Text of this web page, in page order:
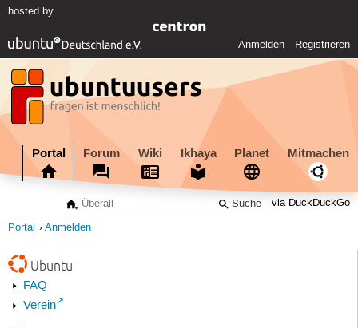
hosted by
Anmelden Registrieren
Portal Forum Wiki Ikhaya Planet Mitmachen
via DuckDuckGo
Portal Anmelden
Ubuntu
FAQ
Verein